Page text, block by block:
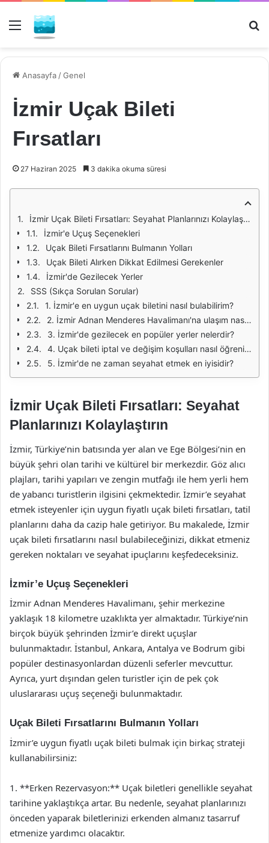
Menü
Anasayfa /Genel
İzmir Uçak Bileti
Fırsatları
27 Haziran 2025 3 dakika okuma süresi
İzmir Uçak Bileti Fırsatları: Seyahat Planlarınızı Kolaylaştırın
İzmir'e Uçuş Seçenekleri
Uçak Bileti Fırsatlarını Bulmanın Yolları
Uçak Bileti Alırken Dikkat Edilmesi Gerekenler
İzmir'de Gezilecek Yerler
SSS (Sıkça Sorulan Sorular)
1. İzmir'e en uygun uçak biletini nasıl bulabilirim?
2. İzmir Adnan Menderes Havalimanı'na ulaşım nasıl sağlanır?
3. İzmir'de gezilecek en popüler yerler nelerdir?
4. Uçak bileti iptal ve değişim koşulları nasıl öğrenilir?
5. İzmir'de ne zaman seyahat etmek en iyisidir?
İzmir Uçak Bileti Fırsatları: Seyahat
Planlarınızı Kolaylaştırın
İzmir, Türkiye’nin batısında yer alan ve Ege Bölgesi’nin en
büyük şehri olan tarihi ve kültürel bir merkezdir. Göz alıcı
plajları, tarihi yapıları ve zengin mutfağı ile hem yerli hem
de yabancı turistlerin ilgisini çekmektedir. İzmir’e seyahat
etmek isteyenler için uygun fiyatlı uçak bileti fırsatları, tatil
planlarını daha da cazip hale getiriyor. Bu makalede, İzmir
uçak bileti fırsatlarını nasıl bulabileceğinizi, dikkat etmeniz
gereken noktaları ve seyahat ipuçlarını keşfedeceksiniz.
İzmir’e Uçuş Seçenekleri
İzmir Adnan Menderes Havalimanı, şehir merkezine
yaklaşık 18 kilometre uzaklıkta yer almaktadır. Türkiye’nin
birçok büyük şehrinden İzmir’e direkt uçuşlar
bulunmaktadır. İstanbul, Ankara, Antalya ve Bodrum gibi
popüler destinasyonlardan düzenli seferler mevcuttur.
Ayrıca, yurt dışından gelen turistler için de pek çok
uluslararası uçuş seçeneği bulunmaktadır.
Uçak Bileti Fırsatlarını Bulmanın Yolları
İzmir’e uygun fiyatlı uçak bileti bulmak için birkaç strateji
kullanabilirsiniz:
1. **Erken Rezervasyon:** Uçak biletleri genellikle seyahat
tarihine yaklaştıkça artar. Bu nedenle, seyahat planlarınızı
önceden yaparak biletlerinizi erkenden almanız tasarruf
etmenize yardımcı olacaktır.